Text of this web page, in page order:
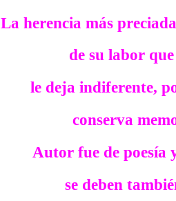
La herencia más
de su labor
le deja indiferente,
conserva
Autor fue de poesía
se deben